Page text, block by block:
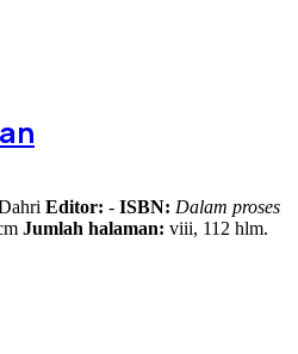
Editor: - ISBN: Dalam proses
Jumlah halaman: viii, 112 hlm.